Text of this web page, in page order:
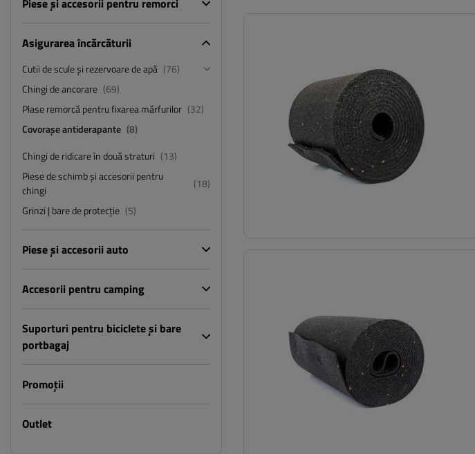
Piese și accesorii pentru remorci
Asigurarea încărcăturii
Cutii de scule și rezervoare de apă (76)
Chingi de ancorare (69)
Plase remorcă pentru fixarea mărfurilor (32)
Covorașe antiderapante (8)
Chingi de ridicare în două straturi (13)
Piese de schimb și accesorii pentru
chingi
(18)
Grinzi | bare de protecție (5)
Piese și accesorii auto
Accesorii pentru camping
Suporturi pentru biciclete și bare
portbagaj
Promoții
Outlet